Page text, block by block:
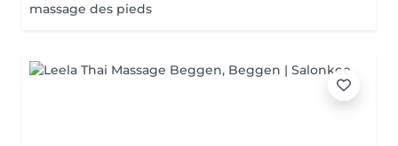
massage des pieds